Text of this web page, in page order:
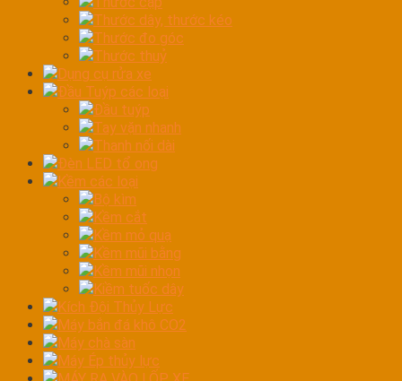
Thước dây, thước kéo
Thước đo góc
Thước thuỷ
Dụng cụ rửa xe
Đầu Tuýp các loại
Đầu tuýp
Tay vặn nhanh
Thanh nối dài
Đèn LED tổ ong
Kềm các loại
Bộ kìm
Kềm cắt
Kềm mỏ quạ
Kềm mũi bằng
Kềm mũi nhọn
Kiềm tuốc dây
Kích Đội Thủy Lực
Máy bắn đá khô CO2
Máy chà sàn
Máy Ép thủy lực